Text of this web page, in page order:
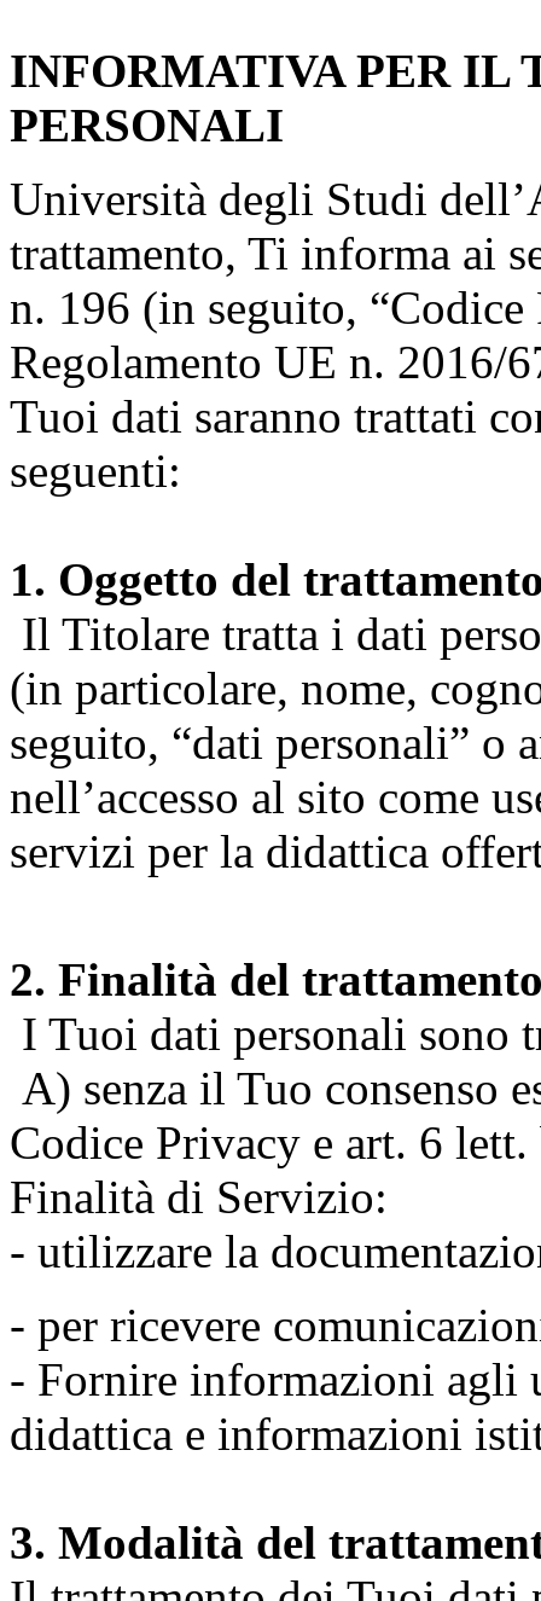
INFORMATIVA PER IL
PERSONALI
Università degli Studi
trattamento, Ti informa ai
n. 196 (in seguito, “Codice
Regolamento UE n. 2016/
Tuoi dati saranno trattati
seguenti:
1. Oggetto del
Il Titolare tratta i dati
(in particolare, nome,
seguito, “dati personali” o
nell’accesso al sito come
servizi per la didattica
2. Finalità del
I Tuoi dati personali sono
A) senza il Tuo consenso
Codice Privacy e art. 6
Finalità di Servizio:
- utilizzare la
- per ricevere
- Fornire informazioni agli
didattica e informazioni
3. Modalità del